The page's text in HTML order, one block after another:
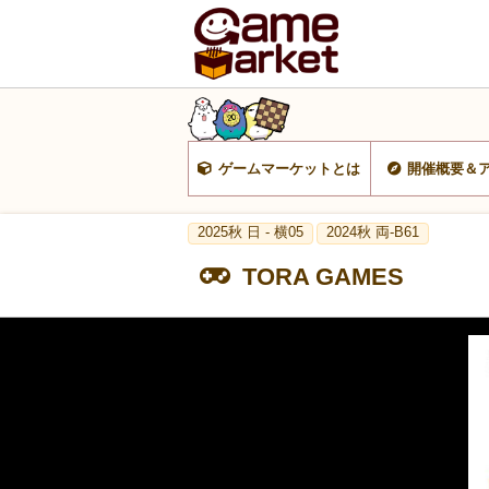
ゲームマーケットとは 開催概要＆
2025秋 日 - 横05 2024秋 両-B61
TORA GAMES